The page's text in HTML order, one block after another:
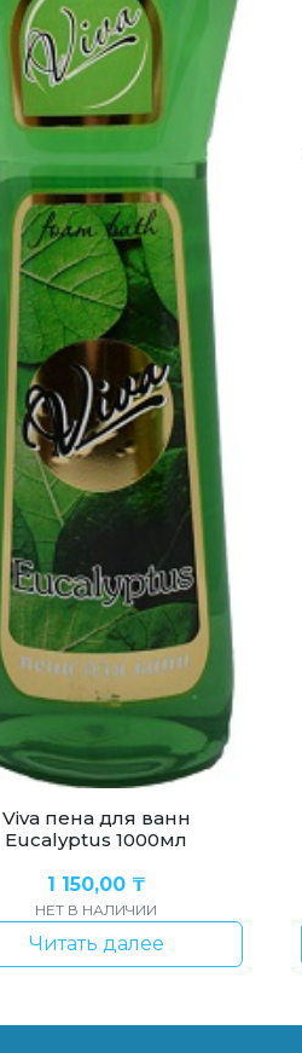
Viva пена для ванн
Eucalyptus 1000мл
1 150,00 ₸
НЕТ В НАЛИЧИИ
Читать далее